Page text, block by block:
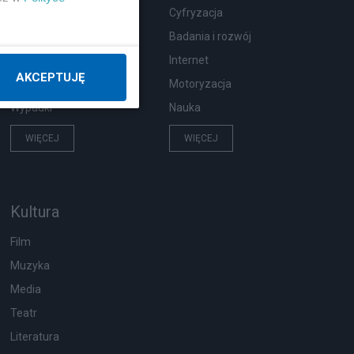
Ekologia
Wypadki
WIĘCEJ
Cyfryzacja
Badania i rozwój
Internet
Motoryzacja
Nauka
WIĘCEJ
Kultura
Film
Muzyka
Media
Teatr
Literatura
AKCEPTUJĘ